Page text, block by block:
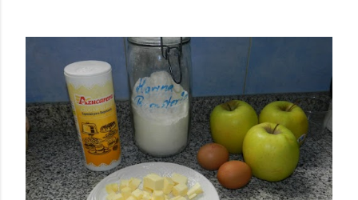
sabroso, con ese toque tostado y crujiente que tanto nos
satisface. Estas alubias crujientes al horno van a cambiar
por completo tu forma de ver las legumbres. Olvídate de
asociar las alubias únicamente a los guisos tradicionales y
copiosos de invierno. Con esta receta simple pero
revolucionaria, transformaremos un ingrediente tan
humilde como la alubia de La Bañeza en un snack ligero,
dorado, cargado de proteína y 100% natural. Es el
sustituto perfecto a los frutos se...